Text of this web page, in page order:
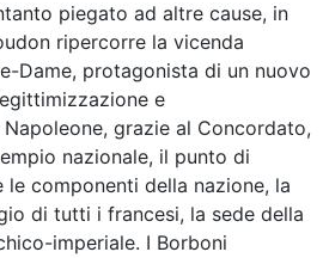
piegato ad altre cause, in
ripercorre la vicenda
Dame, protagonista di un nuovo
e
grazie al Concordato,
nazionale, il punto di
componenti della nazione, la
di tutti i francesi, la sede della
imperiale. I Borboni